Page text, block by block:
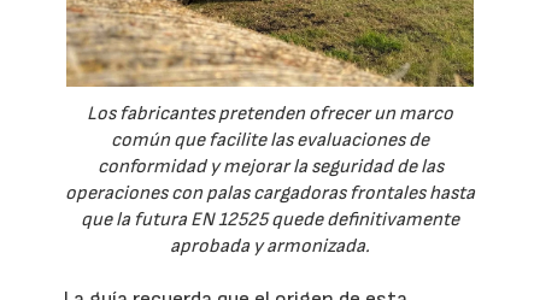
Los fabricantes pretenden ofrecer un marco
común que facilite las evaluaciones de
conformidad y mejorar la seguridad de las
operaciones con palas cargadoras frontales hasta
que la futura EN 12525 quede definitivamente
aprobada y armonizada.